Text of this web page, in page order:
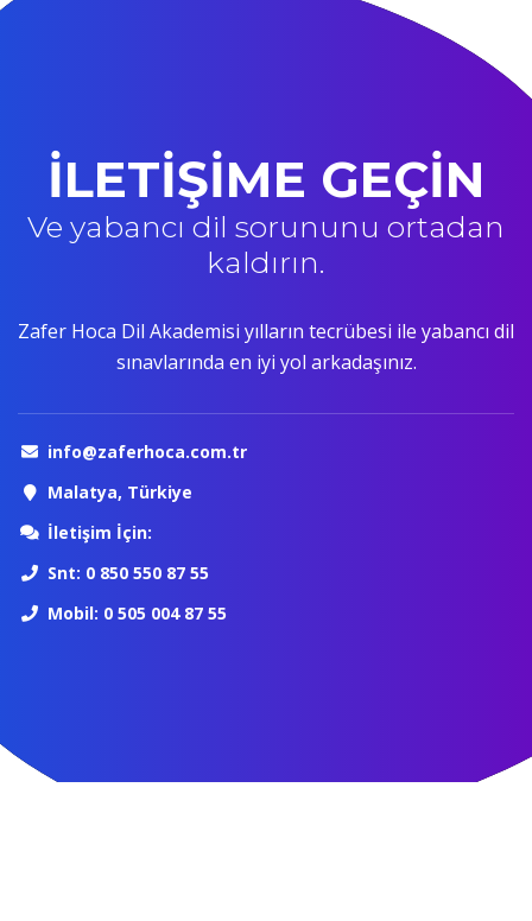
İLETİŞİME GEÇİN
Ve yabancı dil sorununu ortadan
kaldırın.
Zafer Hoca Dil Akademisi yılların tecrübesi ile yabancı dil
sınavlarında en iyi yol arkadaşınız.
info@zaferhoca.com.tr
Malatya, Türkiye
İletişim İçin:
Snt: 0 850 550 87 55
Mobil: 0 505 004 87 55